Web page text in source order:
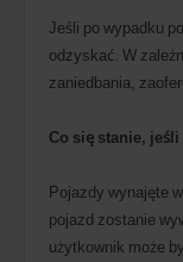
Jeśli po wypadku
odzyskać. W
zaniedbania,
Co się stanie,
Pojazdy wynajęte
pojazd zostanie
użytkownik może